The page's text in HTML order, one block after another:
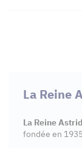
La Reine
La Reine Astrid
fondée en